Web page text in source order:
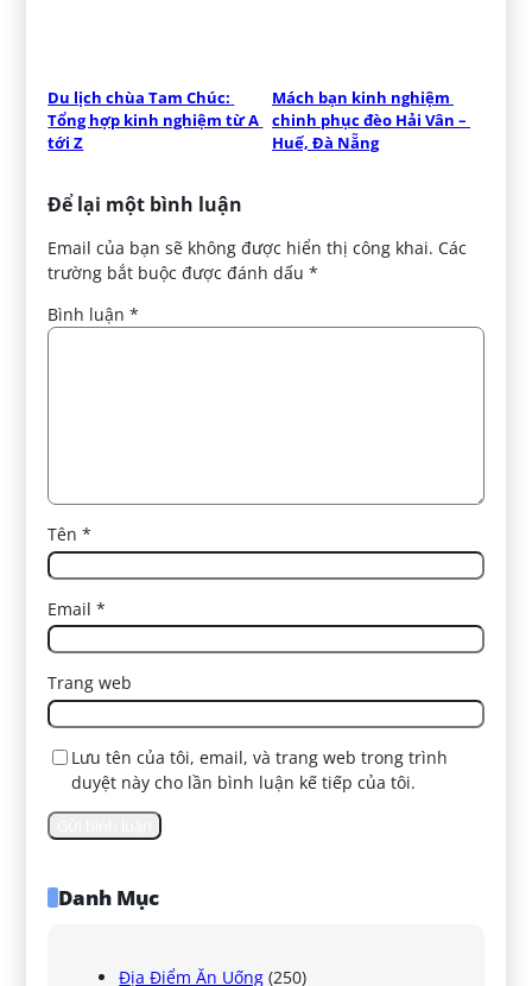
Du lịch chùa Tam Chúc:
Tổng hợp kinh nghiệm từ A
tới Z
Mách bạn kinh nghiệm
chinh phục đèo Hải Vân –
Huế, Đà Nẵng
Để lại một bình luận
Email của bạn sẽ không được hiển thị công khai. Các
trường bắt buộc được đánh dấu*
Bình luận*
Tên*
Email*
Trang web
Lưu tên của tôi, email, và trang web trong trình
duyệt này cho lần bình luận kế tiếp của tôi.
Danh Mục
Địa Điểm Ăn Uống (250)